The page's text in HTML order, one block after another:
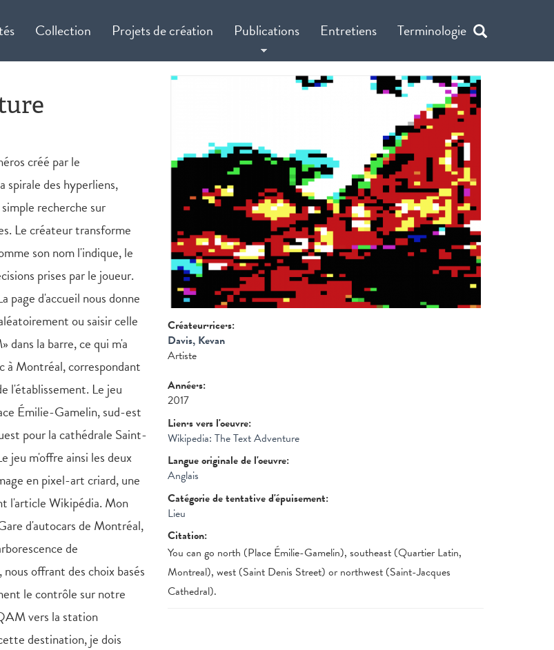
Collection Projets de création Publications Entretiens Terminologie
créé par le
spirale des hyperliens,
recherche sur
Le créateur transforme
son nom l'indique, le
prises par le joueur.
page d'accueil nous donne
ou saisir celle
la barre, ce qui m'a
à Montréal, correspondant
l'établissement. Le jeu
Émilie-Gamelin, sud-est
pour la cathédrale Saint-
jeu m'offre ainsi les deux
en pixel-art criard, une
l'article Wikipédia. Mon
d'autocars de Montréal,
de
offrant des choix basés
le contrôle sur notre
vers la station
destination, je dois
Créateur·rice·s:
Davis, Kevan
Artiste
Année·s:
2017
Lien·s vers l'oeuvre:
Wikipedia: The Text Adventure
Langue originale de l'oeuvre:
Anglais
Catégorie de tentative d'épuisement:
Lieu
Citation:
You can go north (Place Émilie-Gamelin), southeast (Quartier Latin,
Montreal), west (Saint Denis Street) or northwest (Saint-Jacques
Cathedral).